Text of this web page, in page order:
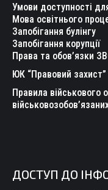
Умови доступності
Мова освітнього
Запобігання булінгу
Запобігання корупції
Права та обов’язки
ЮК “Правовий захист”
Правила військового
ДОСТУП ДО